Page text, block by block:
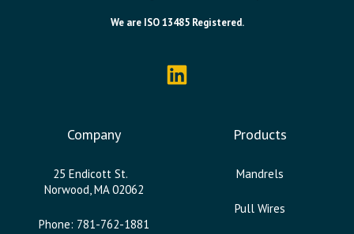
We are ISO 13485 Registered.
Company
25 Endicott St.
Norwood, MA 02062
Phone: 781-762-1881
Products
Mandrels
Pull Wires